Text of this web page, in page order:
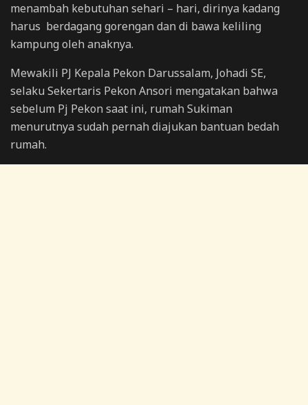
menambah kebutuhan sehari – hari, dirinya kadang
harus berdagang gorengan dan di bawa keliling
kampung oleh anaknya.
Mewakili PJ Kepala Pekon Darussalam, Johadi SE,
selaku Sekertaris Pekon Ansori mengatakan bahwa
sebelum Pj Pekon saat ini, rumah Sukiman
menurutnya sudah pernah diajukan bantuan bedah
rumah.